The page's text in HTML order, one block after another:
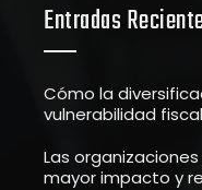
Entradas
Cómo la
vulnerabilidad
Las
mayor impacto y